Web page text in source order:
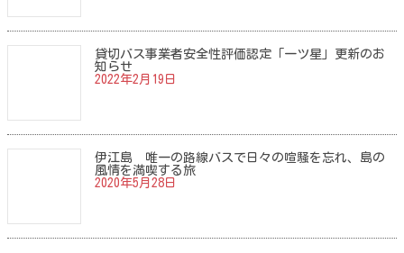
貸切バス事業者安全性評価認定「一ツ星」更新のお
知らせ
2022年2月19日
伊江島 唯一の路線バスで日々の喧騒を忘れ、島の
風情を満喫する旅
2020年5月28日